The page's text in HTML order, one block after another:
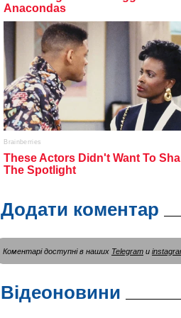
Додати коментар
Коментарі доступні в наших Telegram и
Відеоновини